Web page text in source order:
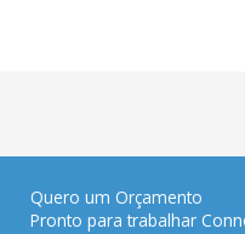
Quero um Orçamento
Pronto para trabalhar